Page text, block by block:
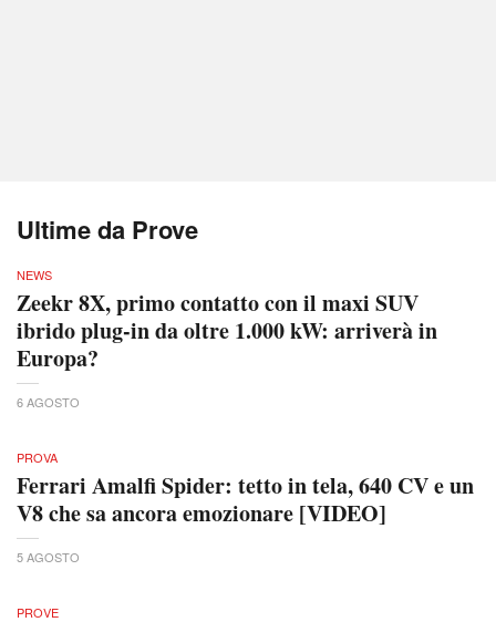
Ultime da Prove
NEWS
Zeekr 8X, primo contatto con il maxi SUV
ibrido plug-in da oltre 1.000 kW: arriverà in
Europa?
6 AGOSTO
PROVA
Ferrari Amalfi Spider: tetto in tela, 640 CV e un
V8 che sa ancora emozionare [VIDEO]
5 AGOSTO
PROVE